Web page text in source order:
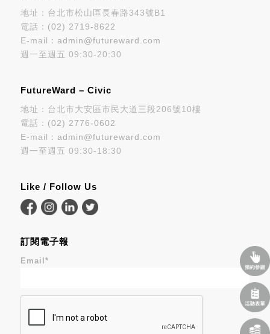
地址：台北市松山區長春路343號B1
電話： (02) 2719-8622
E-mail： admin@futureward.com
週一至週五 09:30-20:30
FutureWard – Civic
地址：台北市大安區市民大道三段206號10樓
電話： (02) 2776-0602
E-mail： admin@futureward.com
週一至週五 09:30-18:30
Like / Follow Us
訂閱電子報
Email *